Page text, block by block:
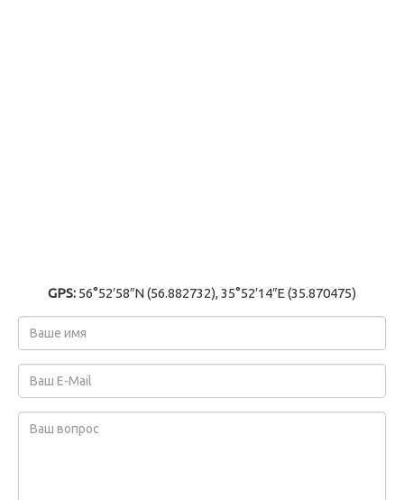
GPS: 56°52′58″N (56.882732), 35°52′14″E (35.870475)